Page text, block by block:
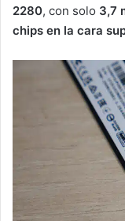
2280, con solo 3,7
chips en la cara